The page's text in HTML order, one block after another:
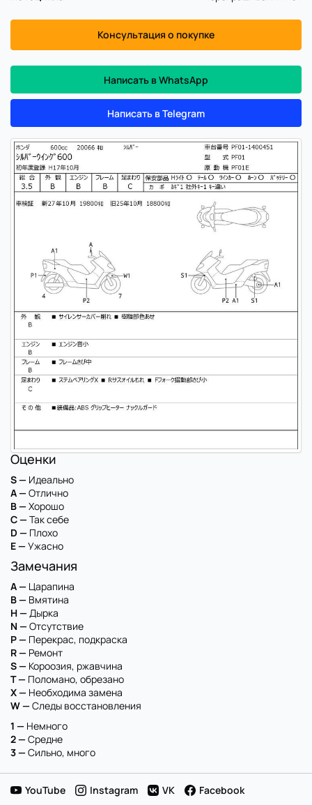
Консультация о покупке
Написать в WhatsApp
Написать в Telegram
Оценки
S — Идеально
A — Отлично
B — Хорошо
C — Так себе
D — Плохо
E — Ужасно
Замечания
A — Царапина
B — Вмятина
H — Дырка
N — Отсутствие
P — Перекрас, подкраска
R — Ремонт
S — Короозия, ржавчина
T — Поломано, обрезано
X — Необходима замена
W — Следы восстановления
1 — Немного
2 — Средне
3 — Сильно, много
YouTube Instagram VK Facebook